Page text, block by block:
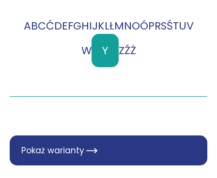
ABCĆDEFGHIJKLŁMNOÓPRSŚTUV
W
Y ZŹŻ
Pokaż warianty